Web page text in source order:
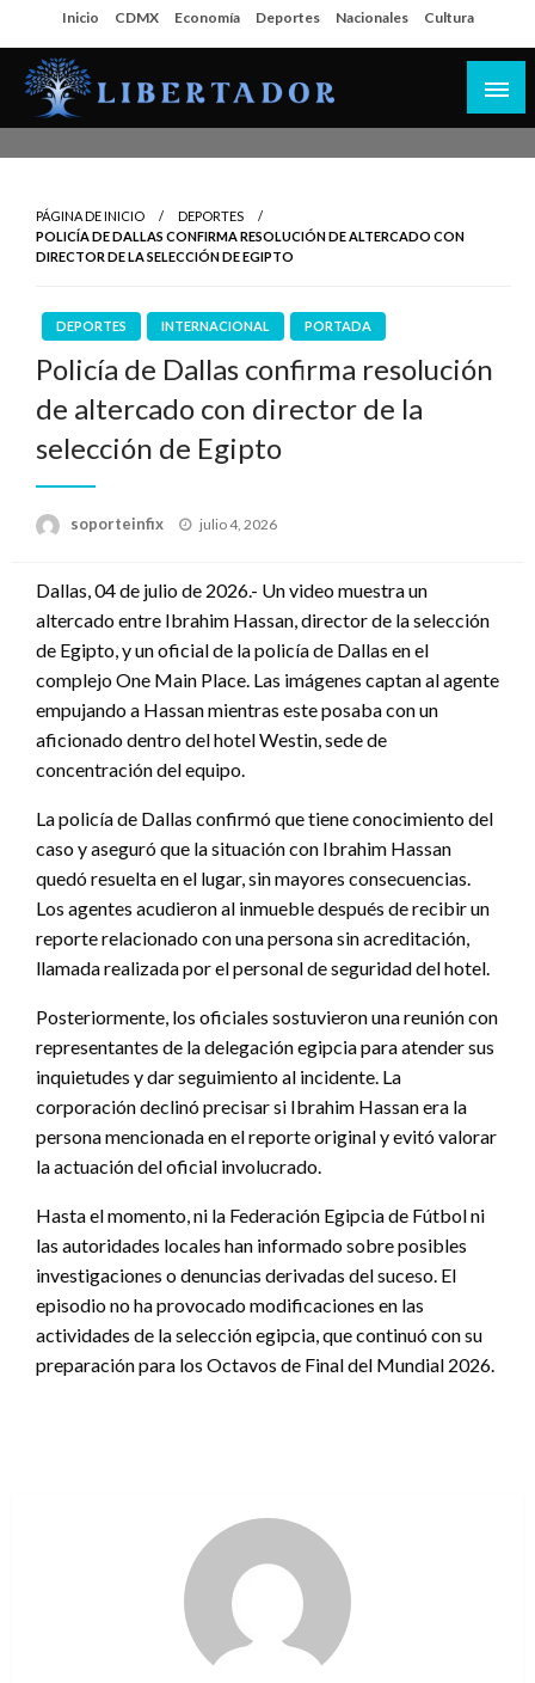
al
contenido
Inicio CDMX Economía Deportes Nacionales Cultura
PÁGINA DE INICIO
DEPORTES
POLICÍA DE DALLAS CONFIRMA RESOLUCIÓN DE ALTERCADO CON
DIRECTOR DE LA SELECCIÓN DE EGIPTO
DEPORTES INTERNACIONAL PORTADA
Policía de Dallas confirma resolución
de altercado con director de la
selección de Egipto
soporteinfix
Publicado
julio 4, 2026
Dallas, 04 de julio de 2026.- Un video muestra un
altercado entre Ibrahim Hassan, director de la selección
de Egipto, y un oficial de la policía de Dallas en el
complejo One Main Place. Las imágenes captan al agente
empujando a Hassan mientras este posaba con un
aficionado dentro del hotel Westin, sede de
concentración del equipo.
La policía de Dallas confirmó que tiene conocimiento del
caso y aseguró que la situación con Ibrahim Hassan
quedó resuelta en el lugar, sin mayores consecuencias.
Los agentes acudieron al inmueble después de recibir un
reporte relacionado con una persona sin acreditación,
llamada realizada por el personal de seguridad del hotel.
Posteriormente, los oficiales sostuvieron una reunión con
representantes de la delegación egipcia para atender sus
inquietudes y dar seguimiento al incidente. La
corporación declinó precisar si Ibrahim Hassan era la
persona mencionada en el reporte original y evitó valorar
la actuación del oficial involucrado.
Hasta el momento, ni la Federación Egipcia de Fútbol ni
las autoridades locales han informado sobre posibles
investigaciones o denuncias derivadas del suceso. El
episodio no ha provocado modificaciones en las
actividades de la selección egipcia, que continuó con su
preparación para los Octavos de Final del Mundial 2026.